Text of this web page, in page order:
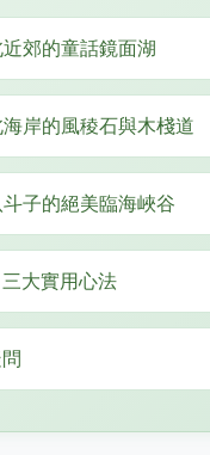
郊的童話鏡面湖
岸的風稜石與木棧道
子的絕美臨海峽谷
大實用心法